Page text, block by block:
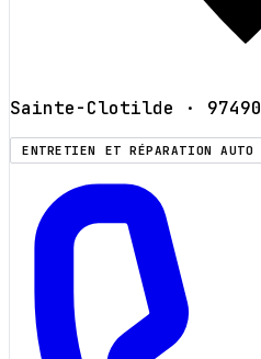
Sainte-Clotilde · 97490
ENTRETIEN ET RÉPARATION AUTO